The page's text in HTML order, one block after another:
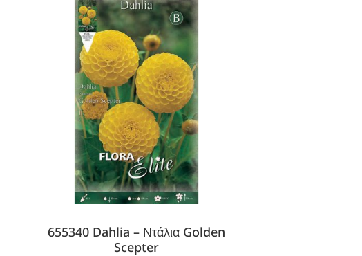
655340 Dahlia – Ντάλια Golden
Scepter